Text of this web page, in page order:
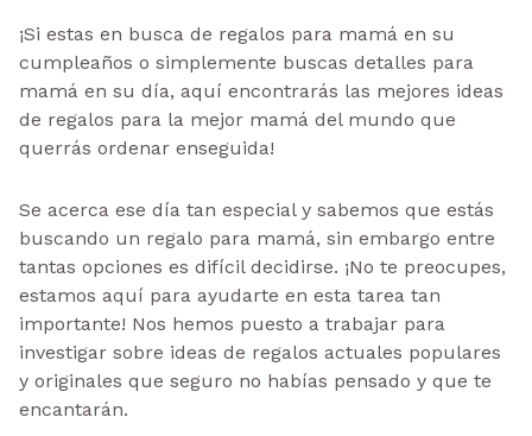
¡Si estas en busca de regalos para mamá en su
cumpleaños o simplemente buscas detalles para
mamá en su día, aquí encontrarás las mejores ideas
de regalos para la mejor mamá del mundo que
querrás ordenar enseguida!
Se acerca ese día tan especial y sabemos que estás
buscando un regalo para mamá, sin embargo entre
tantas opciones es difícil decidirse. ¡No te preocupes,
estamos aquí para ayudarte en esta tarea tan
importante! Nos hemos puesto a trabajar para
investigar sobre ideas de regalos actuales populares
y originales que seguro no habías pensado y que te
encantarán.